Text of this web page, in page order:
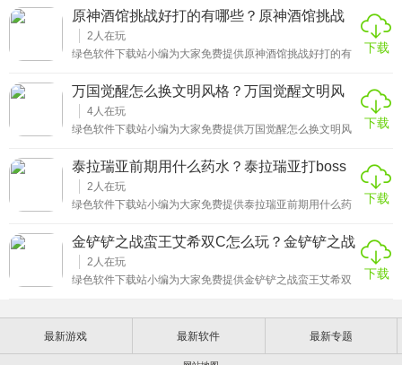
三件，分别为山妖咆哮、红狮子火焰以及冰枪。其中山妖咆
哮的最佳用法就是释放完蓄力技能之后无缝按住重攻击，并
且其一阶段还自带较为出色的抗击退效果以及强击退力。红
狮子火焰的大致获取点位就在盖利德地区，切出地图并找到
时再出手将其速杀掉，因为如果你的攻击打空的话就会惊扰
金龟并导致其逃往其他隐蔽点位。
原神酒馆挑战好打的有哪些？原神酒馆挑战
好打的有哪些人物
2 人在玩
绿色软件下载站小编为大家免费提供原神酒馆挑战好打的有
能轻松解决的有纯水精灵，这个怪物有自挂水的特点，最好
是用火元素角色打，每次攻击都能打出蒸发伤害，由于大型
的怪物冻不住，不建议用冰元素打。还有草结合雷元素也
行，草种子的伤害和激化效果每个回合伤害也很高。主要的
易的挑战，特瓦林有穿透能力，只要带上莫娜、雷神和一个
非法器的角色就行了，用莫娜的双倍伤害用高伤
下载
万国觉醒怎么换文明风格？万国觉醒文明风
格怎么改
4人在玩
绿色软件下载站小编为大家免费提供万国觉醒怎么换文明风
个人资料页面，这里会显示玩家当前的文明名字和图标。在
个人资料界面中找到文明名字旁边的双箭头按钮或小箭头图
标，点击这个按钮就能进入文明选择界面了。进入文明选择
界面后会看到当前可用的所有文明列表，按顺序滑动就能够
下载
泰拉瑞亚前期用什么药水？泰拉瑞亚打boss
必备药水
2 人在玩
绿色软件下载站小编为大家免费提供泰拉瑞亚前期用什么药
水回复一定生命值，魔力药水回复魔力，这两种药水应常备
在快捷栏中。铁皮药水前期非常重要，它能增加防御力，在
面对强力敌怪或第一个BOSS时能提升生存能力。再生药水
可以持续恢复生命，在持续受伤的探索中很有用。战斗方面
显。探索类药水中狩猎药水能高亮显示周围的敌怪和宝藏，
对寻找洞穴和资源帮助很大。
下载
金铲铲之战蛮王艾希双C怎么玩？金铲铲之战
艾希出什么装备
2 人在玩
绿色软件下载站小编为大家免费提供金铲铲之战蛮王艾希双
蛮王推荐水银、羊刀、饮血，备选泰坦、正义、科技枪，神
器和光明装，副C艾希捡多余输出装，推荐红buff、羊刀、轻
下载
最新游戏 最新软件 最新专题